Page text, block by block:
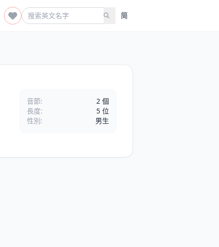
简
音節:
2 個
長度:
5 位
性別:
男生